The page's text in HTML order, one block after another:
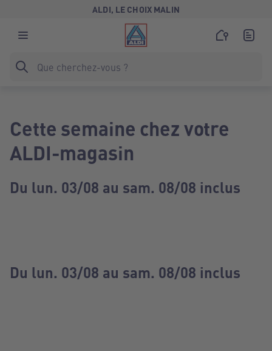
ALDI, LE CHOIX MALIN
Cette semaine chez votre
ALDI-magasin
Du lun. 03/08 au sam. 08/08 inclus
Du lun. 03/08 au sam. 08/08 inclus